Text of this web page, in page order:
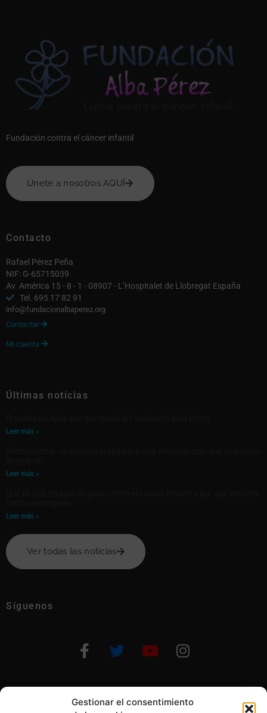
Gestionar el consentimiento
Fundación contra el cáncer infantil
Únete a nosotros AQUÍ
Contacto
Rafael Pérez Peña
NIF: G-65715039
Av. América 15 - 8 - 1 - 08907 - L’Hospitalet de Llobregat España
Tel. 695 17 82 91
info@fundacionalbaperez.org
Contactar 
Mi cuenta 
Últimas notícias
Leer más »
Leer más »
Leer más »
Ver todas las notícias
Síguenos